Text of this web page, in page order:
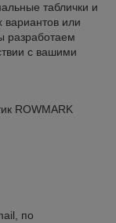
таблички и
вариантов или
разработаем
с вашими
ROWMARK
по